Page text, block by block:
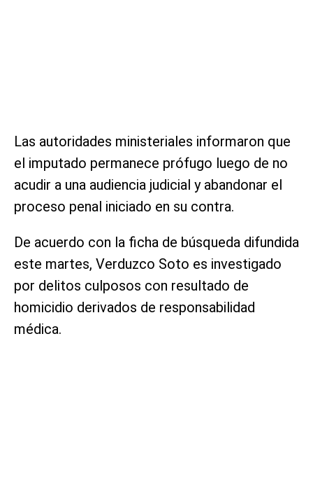
Las autoridades ministeriales informaron que
el imputado permanece prófugo luego de no
acudir a una audiencia judicial y abandonar el
proceso penal iniciado en su contra.
De acuerdo con la ficha de búsqueda difundida
este martes, Verduzco Soto es investigado
por delitos culposos con resultado de
homicidio derivados de responsabilidad
médica.